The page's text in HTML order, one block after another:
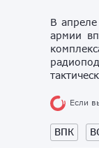
В
армии
Если
ВПК